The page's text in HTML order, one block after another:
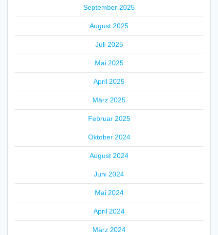
September 2025
August 2025
Juli 2025
Mai 2025
April 2025
März 2025
Februar 2025
Oktober 2024
August 2024
Juni 2024
Mai 2024
April 2024
März 2024